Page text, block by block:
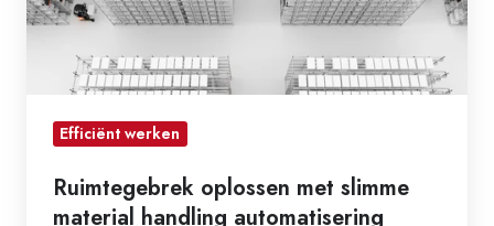
Efficiënt werken
Ruimtegebrek oplossen met slimme
material handling automatisering